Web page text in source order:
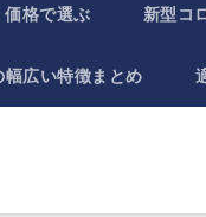
価格で選ぶ 新型コ
広い特徴まとめ